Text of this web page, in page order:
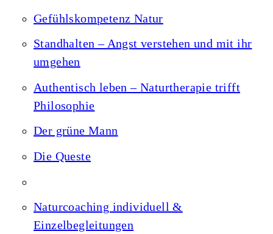
Gefühlskompetenz Natur
Standhalten – Angst verstehen und mit ihr
umgehen
Authentisch leben – Naturtherapie trifft
Philosophie
Der grüne Mann
Die Queste
Naturcoaching individuell &
Einzelbegleitungen